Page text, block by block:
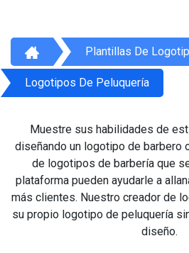
Plantillas De
Logotipos De Peluquería
Muestre sus habilidades de
diseñando un logotipo de barbero
de logotipos de barbería que
plataforma pueden ayudarle a
más clientes. Nuestro creador de
su propio logotipo de peluquería
diseño.